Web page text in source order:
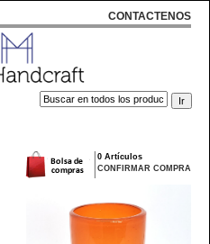
CONTACTENOS
0 Artículos
CONFIRMAR COMPRA